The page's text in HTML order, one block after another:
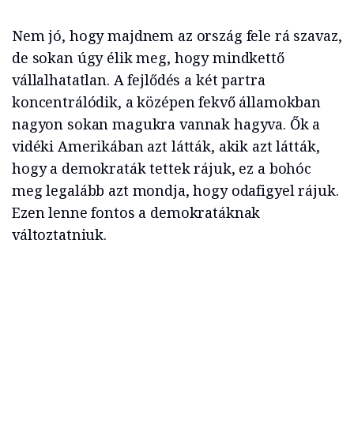
Nem jó, hogy majdnem az ország fele rá szavaz,
de sokan úgy élik meg, hogy mindkettő
vállalhatatlan. A fejlődés a két partra
koncentrálódik, a középen fekvő államokban
nagyon sokan magukra vannak hagyva. Ők a
vidéki Amerikában azt látták, akik azt látták,
hogy a demokraták tettek rájuk, ez a bohóc
meg legalább azt mondja, hogy odafigyel rájuk.
Ezen lenne fontos a demokratáknak
változtatniuk.